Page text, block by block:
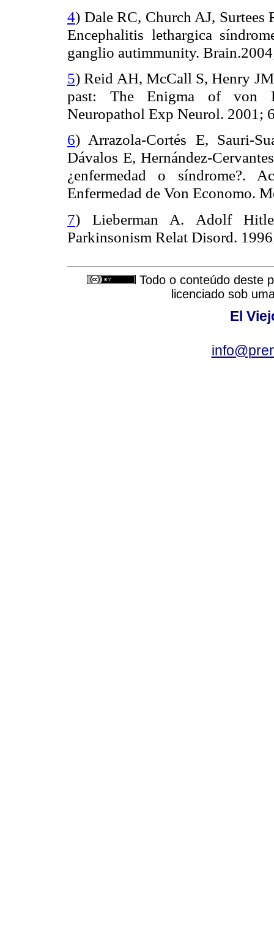
4) Dale RC, Church AJ,
Encephalitis lethargica
ganglio autimmunity.
5) Reid AH, McCall S, Henry
past: The Enigma of von
Neuropathol Exp Neurol. 2001;
6) Arrazola-Cortés E, Sauri-
Dávalos E, Hernández-
¿enfermedad o síndrome?.
Enfermedad de Von Economo.
7) Lieberman A. Adolf Hitler
Parkinsonism Relat Disord.
Todo o conteúdo deste
licenciado sob
El